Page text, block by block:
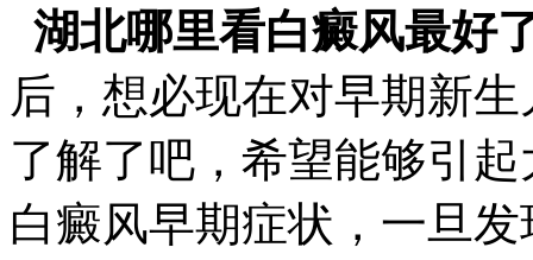
湖北哪里看白癜风最好
后，想必现在对早期新
了解了吧，希望能够引
白癜风早期症状，一旦